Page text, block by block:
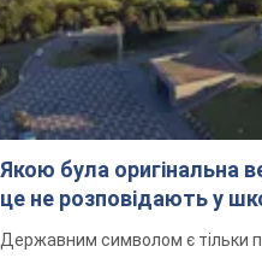
Якою була оригінальна
це не розповідають у
Державним символом є тільки